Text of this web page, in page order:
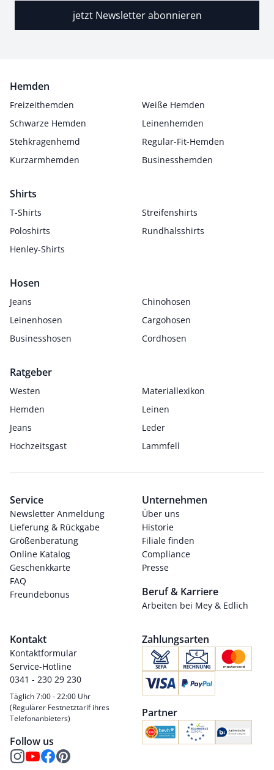
jetzt Newsletter abonnieren
Hemden
Freizeithemden
Weiße Hemden
Schwarze Hemden
Leinenhemden
Stehkragenhemd
Regular-Fit-Hemden
Kurzarmhemden
Businesshemden
Shirts
T-Shirts
Streifenshirts
Poloshirts
Rundhalsshirts
Henley-Shirts
Hosen
Jeans
Chinohosen
Leinenhosen
Cargohosen
Businesshosen
Cordhosen
Ratgeber
Westen
Materiallexikon
Hemden
Leinen
Jeans
Leder
Hochzeitsgast
Lammfell
Service
Newsletter Anmeldung
Lieferung & Rückgabe
Größenberatung
Online Katalog
Geschenkkarte
FAQ
Freundebonus
Unternehmen
Über uns
Historie
Filiale finden
Compliance
Presse
Beruf & Karriere
Arbeiten bei Mey & Edlich
Kontakt
Kontaktformular
Service-Hotline
0341 - 230 29 230
Täglich 7:00 - 22:00 Uhr
(Regulärer Festnetztarif ihres
Telefonanbieters)
Follow us
Zahlungsarten
Partner